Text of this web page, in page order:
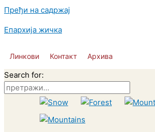
Пређи на садржај
Епархија жичка
Линкови Контакт Архива
Search for: